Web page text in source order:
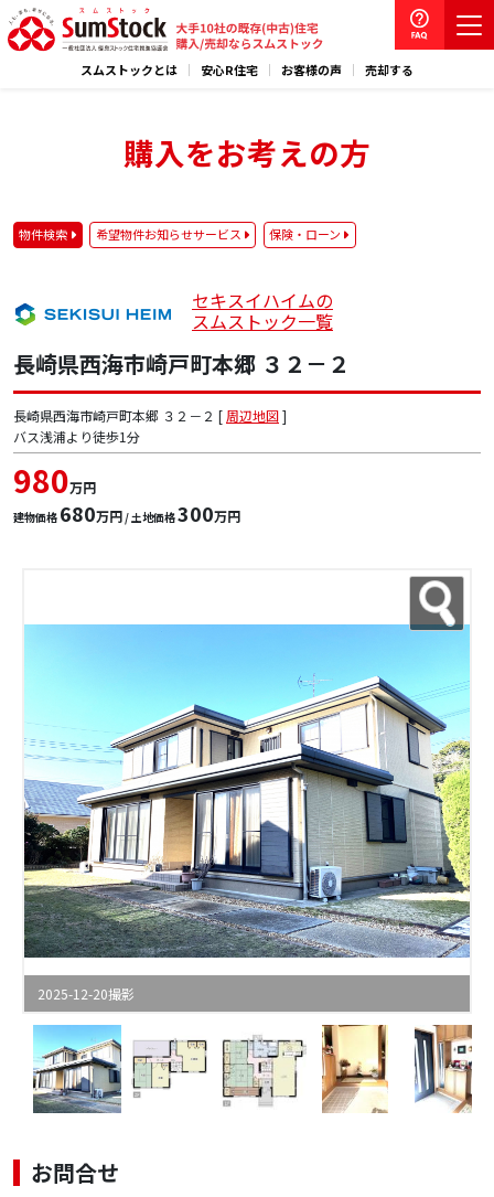
スムストックとは 安心R住宅 お客様の声 売却する
購入をお考えの方
物件検索 希望物件お知らせサービス 保険・ローン
セキスイハイムの
スムストック一覧
長崎県西海市崎戸町本郷 ３２－２
長崎県西海市崎戸町本郷 ３２－２ [ 周辺地図]
バス浅浦より徒歩1分
980万円
建物価格 680万円 / 土地価格300万円
2025-12-20撮影
お問合せ